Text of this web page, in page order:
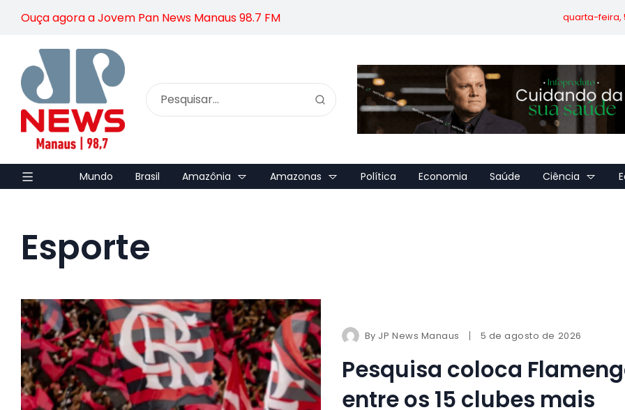
Ouça agora a Jovem Pan News Manaus 98.7 FM quarta-feira,
Mundo Brasil Amazônia Amazonas Política Economia Saúde Ciência
Esporte
By JP News Manaus 5 de agosto de 2026
Pesquisa coloca
entre os 15 clubes mais